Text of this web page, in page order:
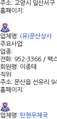
주소: 고양시 일산서
홈페이지:
업체명: (유)문산상사
주요사업:
업종:
전화: 952-3366 / 팩
회원명: 이종태
직위:
주소: 문산읍 선유리
홈페이지:
업체명: 탄현우체국